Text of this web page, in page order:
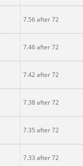
7.56 after 72
7.46 after 72
7.42 after 72
7.38 after 72
7.35 after 72
7.33 after 72